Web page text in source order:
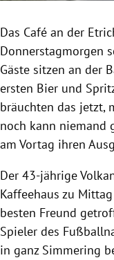
Das Café an der
Donnerstagmorgen
Gäste sitzen an der
ersten Bier und
bräuchten das jetzt,
noch kann niemand
am Vortag ihren
Der 43-jährige
Kaffeehaus zu
besten Freund
Spieler des
in ganz Simmering